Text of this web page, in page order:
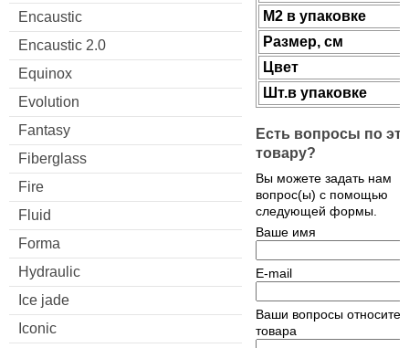
Encaustic
Encaustic 2.0
Equinox
Evolution
Fantasy
Fiberglass
Fire
Fluid
Forma
Hydraulic
Ice jade
Iconic
М2 в упаковке
Размер, см
Цвет
Шт.в упаковке
Есть вопросы по
товару?
Вы можете задать нам
вопрос(ы) с помощью
следующей формы.
Ваше имя
E-mail
Ваши вопросы
товара